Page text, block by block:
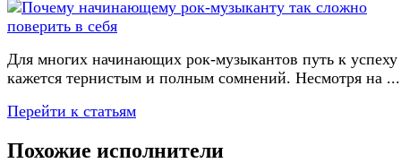
Для многих начинающих рок-музыкантов путь к успеху
кажется тернистым и полным сомнений. Несмотря на ...
Перейти к статьям
Похожие исполнители